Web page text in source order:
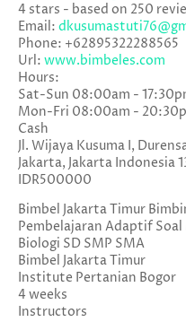
4 stars - based on 250
Email:
Phone: +62895322288565
Url: www.bimbeles.com
Hours:
Sat-Sun 08:00am -
Mon-Fri 08:00am -
Cash
Jl. Wijaya Kusuma I,
Jakarta, Jakarta Indonesia
IDR500000
Bimbel Jakarta Timur
Pembelajaran Adaptif
Biologi SD SMP SMA
Bimbel Jakarta Timur
Institute Pertanian Bogor
4 weeks
Instructors